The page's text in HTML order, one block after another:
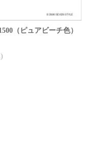
（ピュアビーチ色）